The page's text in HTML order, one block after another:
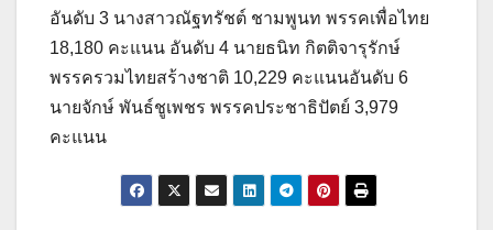
อันดับ 3 นางสาวณัฐทรัชต์ ชามพูนท พรรคเพื่อไทย
18,180 คะแนน อันดับ 4 นายธนิท กิตติจารุรักษ์
พรรครวมไทยสร้างชาติ 10,229 คะแนนอันดับ 6
นายจักษ์ พันธ์ชูเพชร พรรคประชาธิปัตย์ 3,979
คะแนน